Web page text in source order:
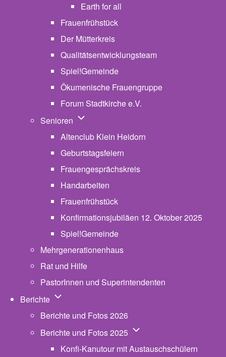
Earth for all
Frauenfrühstück
Der Mütterkreis
Qualitätsentwicklungsteam
Spiel!Gemeinde
Ökumenische Frauengruppe
Forum Stadtkirche e.V.
Senioren Unternavigation von Senioren
Altenclub Klein Heidorn
Geburtstagsfeiern
Frauengesprächskreis
Handarbeiten
Frauenfrühstück
Konfirmationsjubiläen 12. Oktober 2025
Spiel!Gemeinde
Mehrgenerationenhaus
Rat und Hilfe
PastorInnen und Superintendenten
Berichte Unternavigation von Berichte
Berichte und Fotos 2026
Berichte und Fotos 2025 Unternavigation von
Konfi-Kanutour mit Austauschschülern